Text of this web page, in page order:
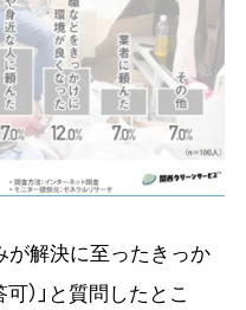
が解決に至ったきっか
）」と質問したとこ